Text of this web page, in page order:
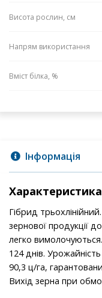
Висота рослин, см
Напрям використання
Вміст білка, %
Інформація
Гібрид
зернової продукції
легко
124 днів.
90,3 ц/га,
Вихід зерна при